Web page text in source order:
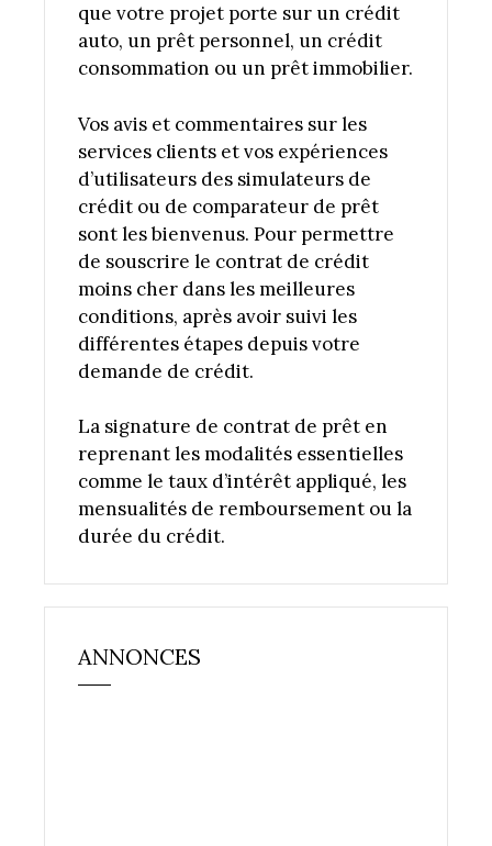
que votre projet porte sur un crédit
auto, un prêt personnel, un crédit
consommation ou un prêt immobilier.
Vos avis et commentaires sur les
services clients et vos expériences
d’utilisateurs des simulateurs de
crédit ou de comparateur de prêt
sont les bienvenus. Pour permettre
de souscrire le contrat de crédit
moins cher dans les meilleures
conditions, après avoir suivi les
différentes étapes depuis votre
demande de crédit.
La signature de contrat de prêt en
reprenant les modalités essentielles
comme le taux d’intérêt appliqué, les
mensualités de remboursement ou la
durée du crédit.
ANNONCES